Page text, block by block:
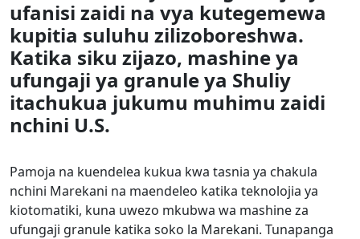
ufanisi zaidi na vya kutegemewa
kupitia suluhu zilizoboreshwa.
Katika siku zijazo, mashine ya
ufungaji ya granule ya Shuliy
itachukua jukumu muhimu zaidi
nchini U.S.
Pamoja na kuendelea kukua kwa tasnia ya chakula
nchini Marekani na maendeleo katika teknolojia ya
kiotomatiki, kuna uwezo mkubwa wa mashine za
ufungaji granule katika soko la Marekani. Tunapanga